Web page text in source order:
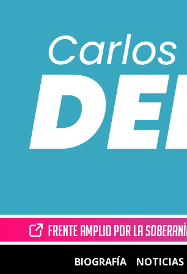
BIOGRAFÍA NOTICIAS